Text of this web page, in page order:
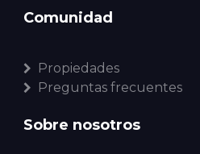
Comunidad
Propiedades
Preguntas frecuentes
Sobre nosotros